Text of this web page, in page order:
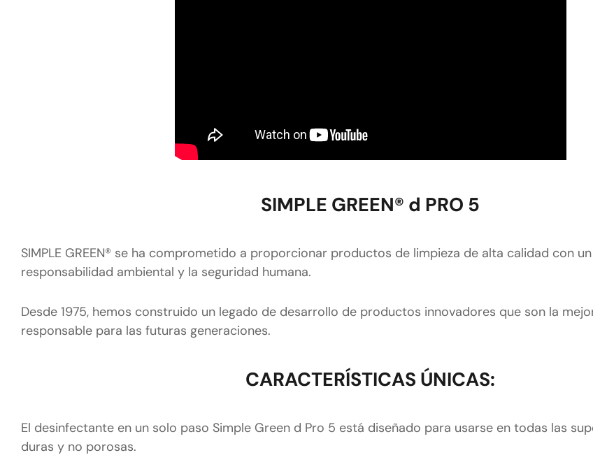
SIMPLE GREEN® d PRO 5
SIMPLE GREEN® se ha comprometido a proporcionar productos de limpieza de alta calidad con
responsabilidad ambiental y la seguridad humana.
Desde 1975, hemos construido un legado de desarrollo de productos innovadores que son la
responsable para las futuras generaciones.
CARACTERÍSTICAS ÚNICAS:
El desinfectante en un solo paso Simple Green d Pro 5 está diseñado para usarse en todas las
duras y no porosas.